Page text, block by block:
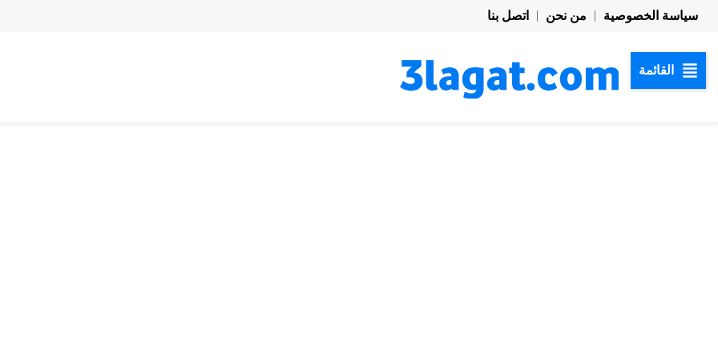
المحتوى
سياسة الخصوصية من نحن اتصل بنا
القائمة